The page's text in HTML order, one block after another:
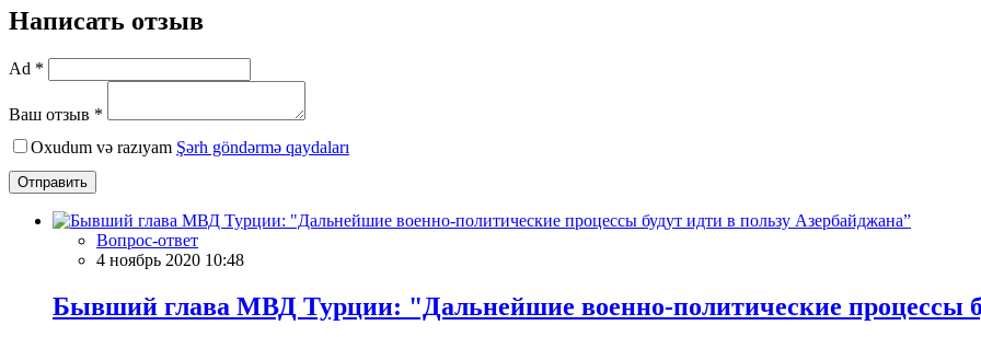
Написать отзыв
Ad *
Ваш отзыв *
Oxudum və razıyam Şərh göndərmə qaydaları
Отправить
Вопрос-ответ
4 ноябрь 2020 10:48
Бывший глава МВД Турции: "Дальнейшие военно-политические процессы